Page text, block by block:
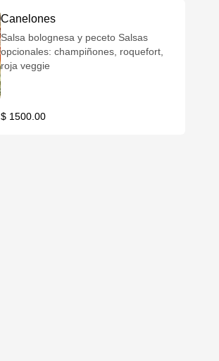
Canelones
Salsa bolognesa y peceto Salsas
opcionales: champiñones, roquefort,
roja veggie
$ 1500.00